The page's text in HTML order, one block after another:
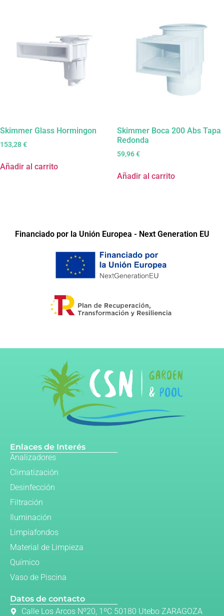
Skimmer Glass Hormingon
153,28€
Añadir al carrito
Skimmer Boca 200 Abs Tapa
Redonda
59,96€
Añadir al carrito
Financiado por la Unión Europea - Next Generation EU
Enlaces de Interés
Analizadores
Climatización
Desinfección
Filtración
Iluminación
Limpiafondos
Material de Limpieza
Químico
Vaso de Piscina
Datos de contacto
Calle Los Arcos Nº20, 1ºC 50180 Utebo ZARAGOZA